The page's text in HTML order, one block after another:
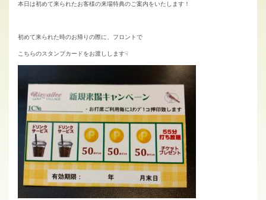
本日は初めて来られたお客様の来場特典のご案内をいたします！
初めて来られた時のお帰りの際に、フロントで
こちらのスタンプカードをお渡しします☟